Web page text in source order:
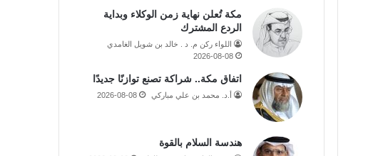
مكة تُعلن نهاية زمن الوكلاء وبداية
الردع المشترك
اللواء ركن م. د . خالد بن شويل الغامدي
2026-08-08
اتفاق مكة.. شراكة تصنع توازنًا جديدًا
أ.د. محمد بن علي مباركي 2026-08-08
هندسة السلام بالقوة